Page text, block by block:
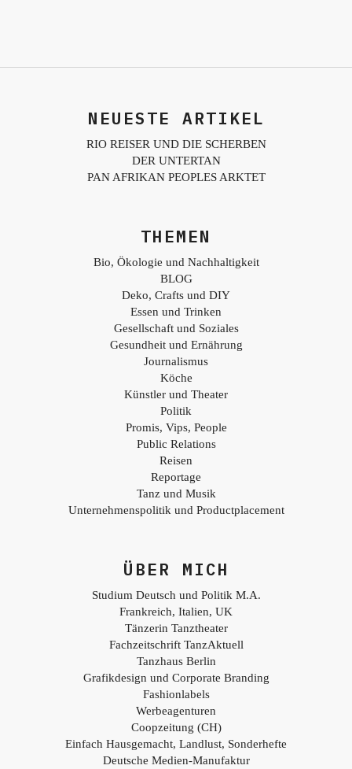
NEUESTE ARTIKEL
RIO REISER UND DIE SCHERBEN
DER UNTERTAN
PAN AFRIKAN PEOPLES ARKTET
THEMEN
Bio, Ökologie und Nachhaltigkeit
BLOG
Deko, Crafts und DIY
Essen und Trinken
Gesellschaft und Soziales
Gesundheit und Ernährung
Journalismus
Köche
Künstler und Theater
Politik
Promis, Vips, People
Public Relations
Reisen
Reportage
Tanz und Musik
Unternehmenspolitik und Productplacement
ÜBER MICH
Studium Deutsch und Politik M.A.
Frankreich, Italien, UK
Tänzerin Tanztheater
Fachzeitschrift TanzAktuell
Tanzhaus Berlin
Grafikdesign und Corporate Branding
Fashionlabels
Werbeagenturen
Coopzeitung (CH)
Einfach Hausgemacht, Landlust, Sonderhefte
Deutsche Medien-Manufaktur